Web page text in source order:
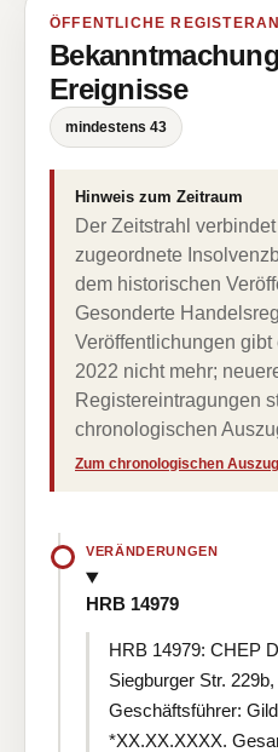
ÖFFENTLICHE
Ereignisse
mindestens 43
Hinweis zum Zeitraum
Der Zeitstrahl
zugeordnete
dem historischen
Gesonderte
Veröffentlichungen gibt
2022 nicht mehr;
Registereintragungen
chronologischen
Zum chronologischen Auszug
VERÄNDERUNGEN
HRB 14979
HRB 14979: CHEP
Siegburger Str.
Geschäftsführer:
*XX.XX.XXXX.